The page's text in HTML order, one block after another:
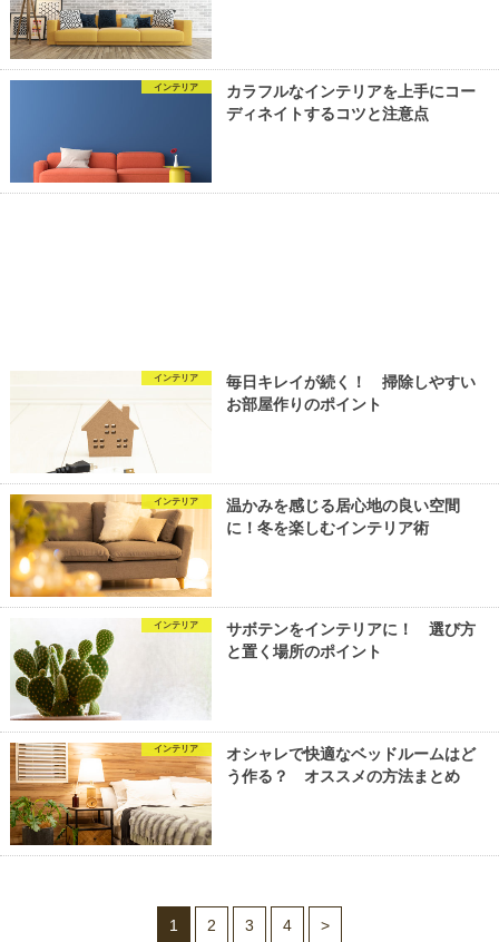
インテリア
カラフルなインテリアを上手にコー
ディネイトするコツと注意点
インテリア
毎日キレイが続く！ 掃除しやすい
お部屋作りのポイント
インテリア
温かみを感じる居心地の良い空間
に！冬を楽しむインテリア術
インテリア
サボテンをインテリアに！ 選び方
と置く場所のポイント
インテリア
オシャレで快適なベッドルームはど
う作る？ オススメの方法まとめ
1 2 3 4 >